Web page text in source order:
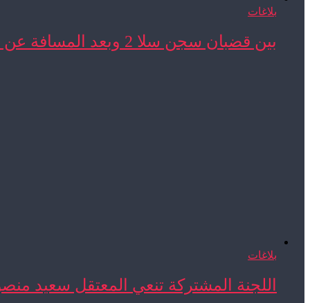
بلاغات
بين قضبان سجن سلا 2 وبعد المسافة عن ...
بلاغات
اللجنة المشتركة تنعي المعتقل سعيد